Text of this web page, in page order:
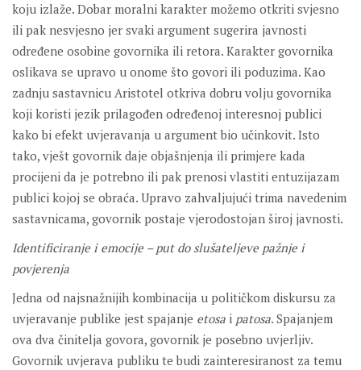
koju izlaže. Dobar moralni karakter možemo otkriti svjesno
ili pak nesvjesno jer svaki argument sugerira javnosti
određene osobine govornika ili retora. Karakter govornika
oslikava se upravo u onome što govori ili poduzima. Kao
zadnju sastavnicu Aristotel otkriva dobru volju govornika
koji koristi jezik prilagođen određenoj interesnoj publici
kako bi efekt uvjeravanja u argument bio učinkovit. Isto
tako, vješt govornik daje objašnjenja ili primjere kada
procijeni da je potrebno ili pak prenosi vlastiti entuzijazam
publici kojoj se obraća. Upravo zahvaljujući trima navedenim
sastavnicama, govornik postaje vjerodostojan široj javnosti.
Identificiranje i emocije – put do slušateljeve pažnje i
povjerenja
Jedna od najsnažnijih kombinacija u političkom diskursu za
uvjeravanje publike jest spajanje etosa i patosa. Spajanjem
ova dva činitelja govora, govornik je posebno uvjerljiv.
Govornik uvjerava publiku te budi zainteresiranost za temu